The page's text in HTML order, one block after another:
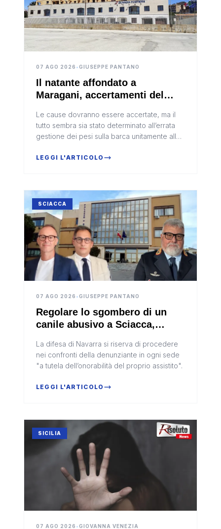
07 AGO 2026 •GIUSEPPE PANTANO
Il natante affondato a
Maragani, accertamenti del
Le cause dovranno essere accertate, ma il
tutto sembra sia stato determinato all’errata
gestione dei pesi sulla barca unitamente alle
LEGGI L'ARTICOLO
SCIACCA
07 AGO 2026 •GIUSEPPE PANTANO
Regolare lo sgombero di un
canile abusivo a Sciacca,
comandante Navarra
La difesa di Navarra si riserva di procedere
nei confronti della denunziante in ogni sede
"a tutela dell’onorabilità del proprio assistito".
LEGGI L'ARTICOLO
SICILIA
07 AGO 2026 •GIOVANNA VENEZIA